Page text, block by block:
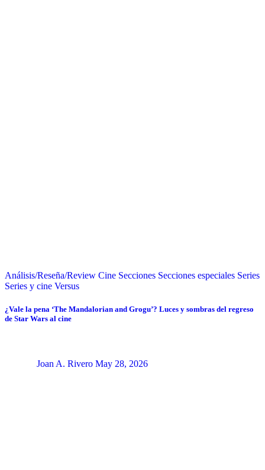
Análisis/Reseña/Review Cine Secciones Secciones especiales Series
Series y cine Versus
¿Vale la pena ‘The Mandalorian and Grogu’? Luces y sombras del regreso
de Star Wars al cine
Joan A. Rivero May 28, 2026